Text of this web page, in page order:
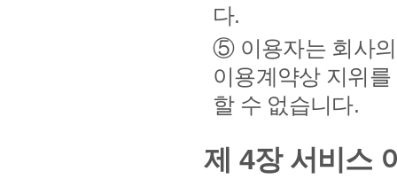
다.
⑤ 이용자는 회사
이용계약상 지위
할 수 없습니다.
제 4장 서비스